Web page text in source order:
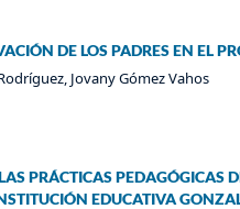
DE LOS PADRES EN EL
Jovany Gómez Vahos
PRÁCTICAS PEDAGÓGICAS
EDUCATIVA